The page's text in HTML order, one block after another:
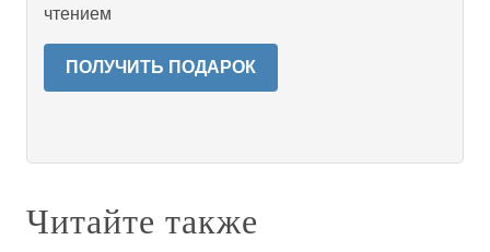
чтением
ПОЛУЧИТЬ ПОДАРОК
Читайте также